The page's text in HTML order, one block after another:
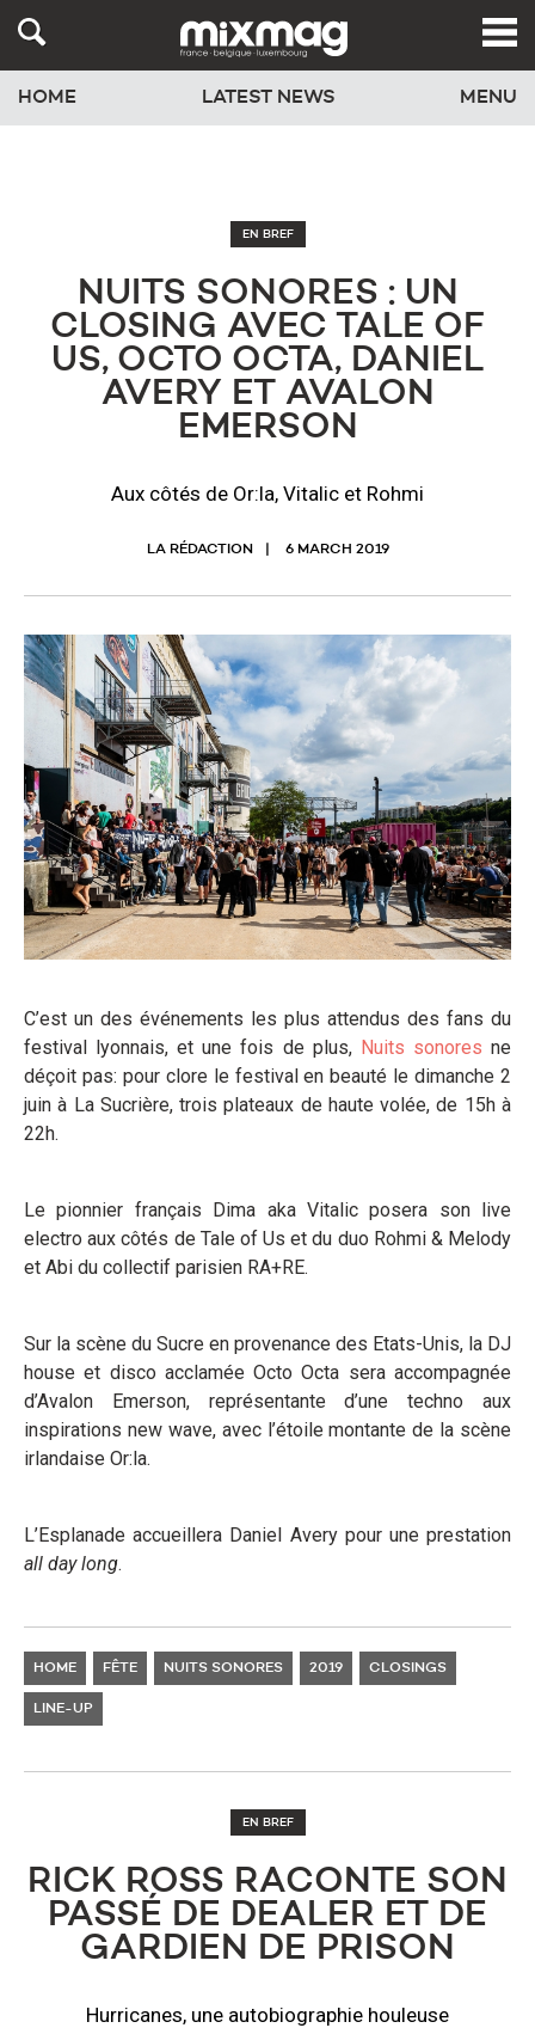
HOME LATEST NEWS MENU
EN BREF
NUITS SONORES : UN
CLOSING AVEC TALE OF
US, OCTO OCTA, DANIEL
AVERY ET AVALON
EMERSON
Aux côtés de Or:la, Vitalic et Rohmi
LA RÉDACTION 6 MARCH 2019
C’est un des événements les plus attendus des fans du
festival lyonnais, et une fois de plus, Nuits sonores ne
déçoit pas: pour clore le festival en beauté le dimanche 2
juin à La Sucrière, trois plateaux de haute volée, de 15h à
22h.
Le pionnier français Dima aka Vitalic posera son live
electro aux côtés de Tale of Us et du duo Rohmi & Melody
et Abi du collectif parisien RA+RE.
Sur la scène du Sucre en provenance des Etats-Unis, la DJ
house et disco acclamée Octo Octa sera accompagnée
d’Avalon Emerson, représentante d’une techno aux
inspirations new wave, avec l’étoile montante de la scène
irlandaise Or:la.
L’Esplanade accueillera Daniel Avery pour une prestation
all day long.
HOME FÊTE NUITS SONORES 2019 CLOSINGS
LINE-UP
EN BREF
RICK ROSS RACONTE SON
PASSÉ DE DEALER ET DE
GARDIEN DE PRISON
Hurricanes, une autobiographie houleuse